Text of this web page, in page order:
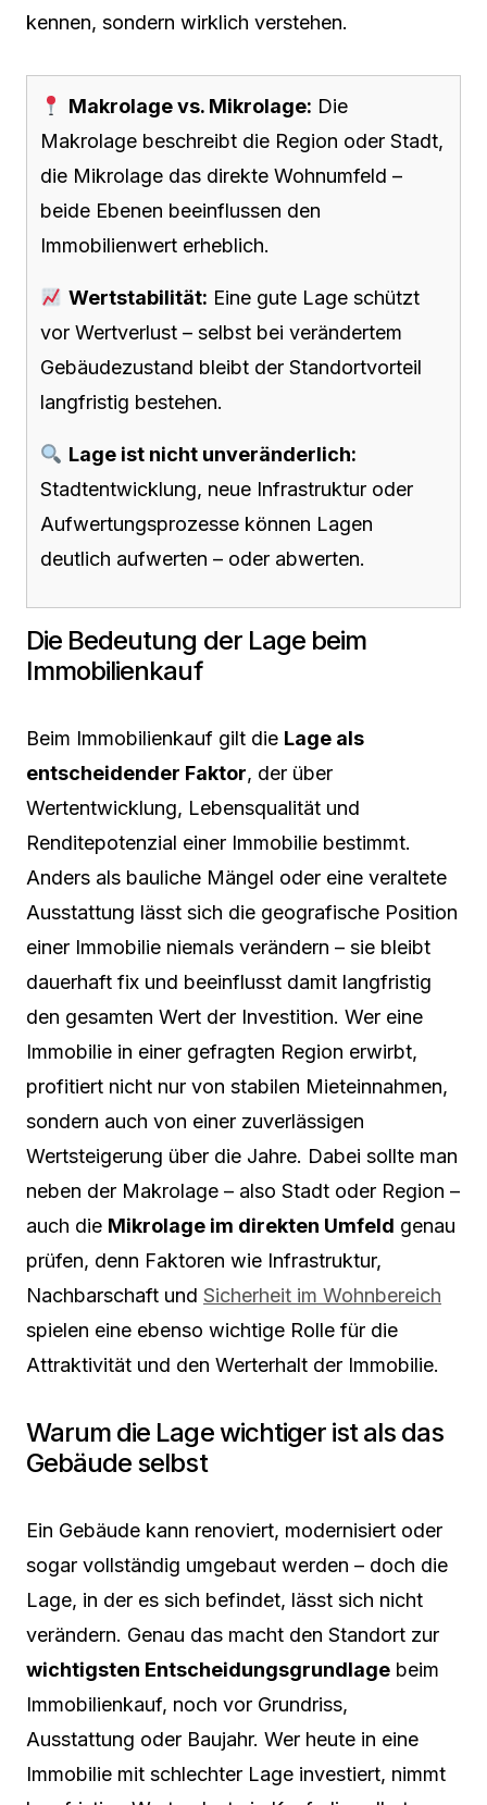
kennen, sondern wirklich verstehen.
Makrolage vs. Mikrolage: Die
Makrolage beschreibt die Region oder Stadt,
die Mikrolage das direkte Wohnumfeld –
beide Ebenen beeinflussen den
Immobilienwert erheblich.
Wertstabilität: Eine gute Lage schützt
vor Wertverlust – selbst bei verändertem
Gebäudezustand bleibt der Standortvorteil
langfristig bestehen.
Lage ist nicht unveränderlich:
Stadtentwicklung, neue Infrastruktur oder
Aufwertungsprozesse können Lagen
deutlich aufwerten – oder abwerten.
Die Bedeutung der Lage beim
Immobilienkauf
Beim Immobilienkauf gilt die Lage als
entscheidender Faktor, der über
Wertentwicklung, Lebensqualität und
Renditepotenzial einer Immobilie bestimmt.
Anders als bauliche Mängel oder eine veraltete
Ausstattung lässt sich die geografische Position
einer Immobilie niemals verändern – sie bleibt
dauerhaft fix und beeinflusst damit langfristig
den gesamten Wert der Investition. Wer eine
Immobilie in einer gefragten Region erwirbt,
profitiert nicht nur von stabilen Mieteinnahmen,
sondern auch von einer zuverlässigen
Wertsteigerung über die Jahre. Dabei sollte man
neben der Makrolage – also Stadt oder Region –
auch die Mikrolage im direkten Umfeld genau
prüfen, denn Faktoren wie Infrastruktur,
Nachbarschaft und Sicherheit im Wohnbereich
spielen eine ebenso wichtige Rolle für die
Attraktivität und den Werterhalt der Immobilie.
Warum die Lage wichtiger ist als das
Gebäude selbst
Ein Gebäude kann renoviert, modernisiert oder
sogar vollständig umgebaut werden – doch die
Lage, in der es sich befindet, lässt sich nicht
verändern. Genau das macht den Standort zur
wichtigsten Entscheidungsgrundlage beim
Immobilienkauf, noch vor Grundriss,
Ausstattung oder Baujahr. Wer heute in eine
Immobilie mit schlechter Lage investiert, nimmt